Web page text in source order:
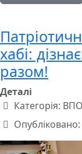
хабі:
разом!
Деталі
Категорія: